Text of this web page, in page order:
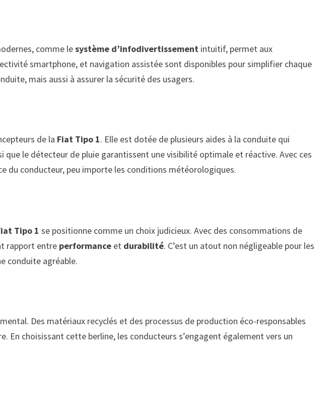
comme lesystème d’infodivertissement intuitif, permet aux
smartphone, et navigation assistée sont disponibles pour simplifier chaque
mais aussi à assurer la sécurité des usagers.
de la Fiat Tipo 1. Elle est dotée de plusieurs aides à la conduite qui
que le détecteur de pluie garantissent une visibilité optimale et réactive. Avec ces
du conducteur, peu importe les conditions météorologiques.
Tipo 1 se positionne comme un choix judicieux. Avec des consommations de
rapport entre performance et durabilité. C’est un atout non négligeable pour les
conduite agréable.
Des matériaux recyclés et des processus de production éco-responsables
choisissant cette berline, les conducteurs s’engagent également vers un